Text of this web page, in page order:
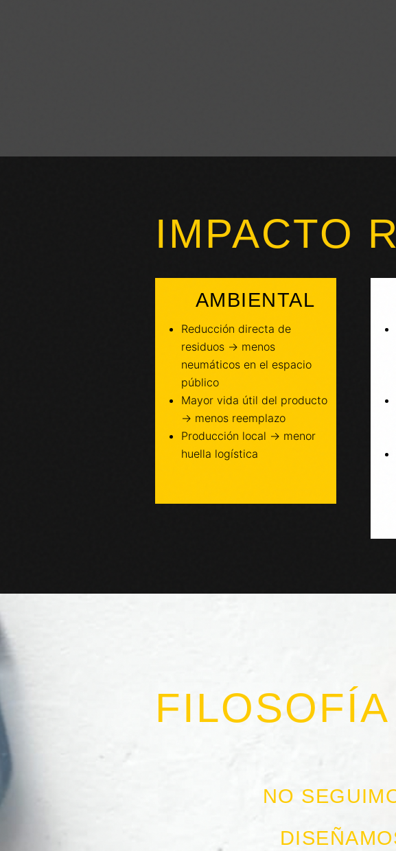
IMPACTO
AMBIENTAL
Reducción directa de
residuos → menos
neumáticos en el espacio
público
Mayor vida útil del producto
→ menos reemplazo
Producción local → menor
huella logística
NO